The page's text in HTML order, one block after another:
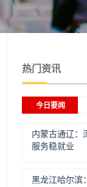
热门资讯
今日要闻
内蒙古通辽：
服务稳就业
黑龙江哈尔滨